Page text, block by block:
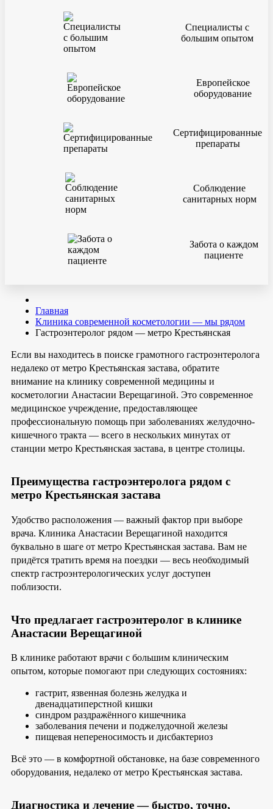
Специалисты с
большим опытом
Европейское
оборудование
Сертифицированные
препараты
Соблюдение
санитарных норм
Забота о каждом
пациенте
Главная
Клиника современной косметологии — мы рядом
Гастроэнтеролог рядом — метро Крестьянская
Если вы находитесь в поиске грамотного гастроэнтеролога
недалеко от метро Крестьянская застава, обратите
внимание на клинику современной медицины и
косметологии Анастасии Верещагиной. Это современное
медицинское учреждение, предоставляющее
профессиональную помощь при заболеваниях желудочно-
кишечного тракта — всего в нескольких минутах от
станции метро Крестьянская застава, в центре столицы.
Преимущества гастроэнтеролога рядом с
метро Крестьянская застава
Удобство расположения — важный фактор при выборе
врача. Клиника Анастасии Верещагиной находится
буквально в шаге от метро Крестьянская застава. Вам не
придётся тратить время на поездки — весь необходимый
спектр гастроэнтерологических услуг доступен
поблизости.
Что предлагает гастроэнтеролог в клинике
Анастасии Верещагиной
В клинике работают врачи с большим клиническим
опытом, которые помогают при следующих состояниях:
гастрит, язвенная болезнь желудка и
двенадцатиперстной кишки
синдром раздражённого кишечника
заболевания печени и поджелудочной железы
пищевая непереносимость и дисбактериоз
Всё это — в комфортной обстановке, на базе современного
оборудования, недалеко от метро Крестьянская застава.
Диагностика и лечение — быстро, точно,